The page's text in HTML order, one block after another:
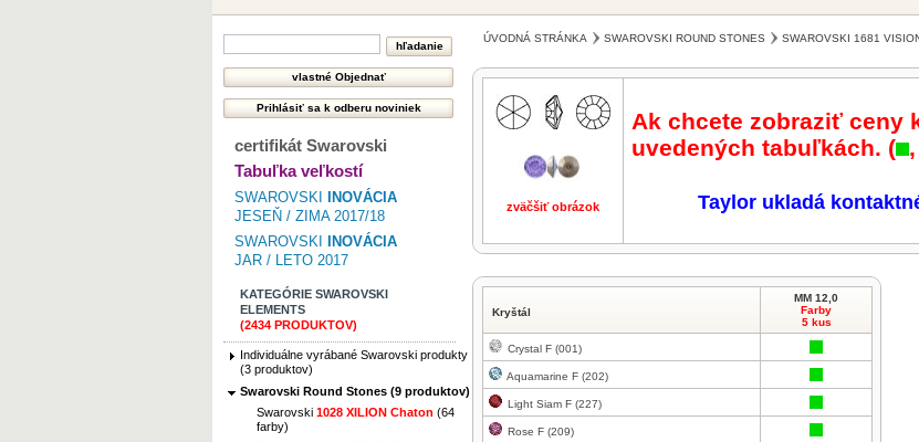
certifikát Swarovski
Tabuľka veľkostí
SWAROVSKI
INOVÁCIA
JESEŇ / ZIMA 2017/18
SWAROVSKI
INOVÁCIA
JAR / LETO 2017
KATEGÓRIE SWAROVSKI
ELEMENTS
(2434 PRODUKTOV)
Individuálne vyrábané Swarovski produkty
(3 produktov)
Swarovski Round Stones (9 produktov)
Swarovski 1028 XILION Chaton (64
farby)
ÚVODNÁ STRÁNKA SWAROVSKI ROUND STONES SWAROVSKI 1681
zväčšiť obrázok zväčšiť obrázok zväčšiť obrázok zväčšiť
Ak chcete zobraziť ceny
uvedených tabuľkách. ( ,
Taylor ukladá
Kryštál
MM 12,0
Farby
5 kus
Crystal F (001)
Aquamarine F (202)
Light Siam F (227)
Rose F (209)